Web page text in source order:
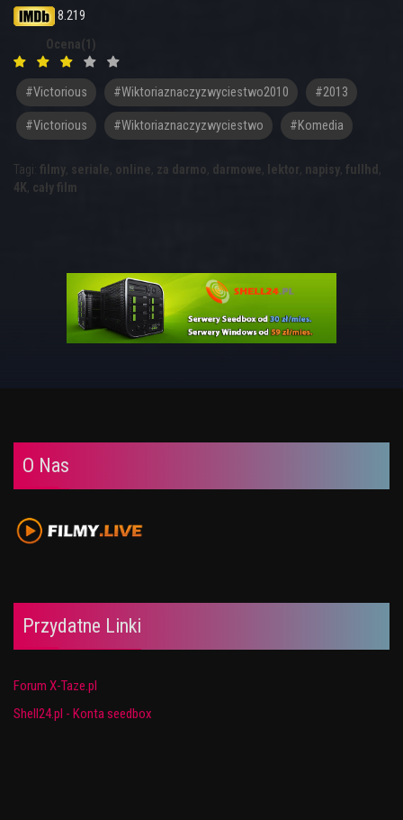
8.219
Ocena(1)
#victorious #wiktoriaznaczyzwyciestwo2010 #2013
#Victorious #Wiktoriaznaczyzwyciestwo #komedia
Tagi: filmy, seriale, online, za darmo, darmowe, lektor, napisy, fullhd ,
4K, cały film
O Nas
Przydatne Linki
Forum X-Taze.pl
Shell24.pl - Konta seedbox